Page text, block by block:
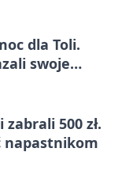
dla Toli.
swoje
500 zł.
napastnikom